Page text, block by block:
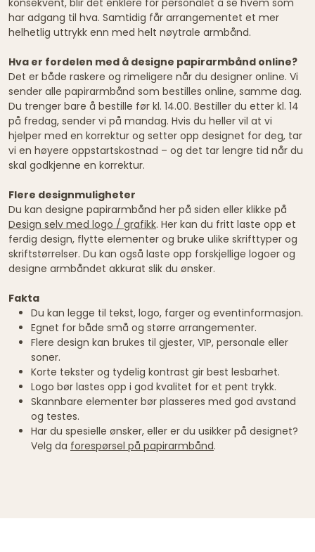
har adgang til hva. Samtidig får arrangementet et mer
helhetlig uttrykk enn med helt nøytrale armbånd.
Hva er fordelen med å designe papirarmbånd online?
Det er både raskere og rimeligere når du designer online. Vi
sender alle papirarmbånd som bestilles online, samme dag.
Du trenger bare å bestille før kl. 14.00. Bestiller du etter kl. 14
på fredag, sender vi på mandag. Hvis du heller vil at vi
hjelper med en korrektur og setter opp designet for deg, tar
vi en høyere oppstartskostnad – og det tar lengre tid når du
skal godkjenne en korrektur.
Flere designmuligheter
Du kan designe papirarmbånd her på siden eller klikke på
Design selv med logo / grafikk. Her kan du fritt laste opp et
ferdig design, flytte elementer og bruke ulike skrifttyper og
skriftstørrelser. Du kan også laste opp forskjellige logoer og
designe armbåndet akkurat slik du ønsker.
Fakta
Du kan legge til tekst, logo, farger og eventinformasjon.
Egnet for både små og større arrangementer.
Flere design kan brukes til gjester, VIP, personale eller
soner.
Korte tekster og tydelig kontrast gir best lesbarhet.
Logo bør lastes opp i god kvalitet for et pent trykk.
Skannbare elementer bør plasseres med god avstand
og testes.
Har du spesielle ønsker, eller er du usikker på designet?
Velg da forespørsel på papirarmbånd.